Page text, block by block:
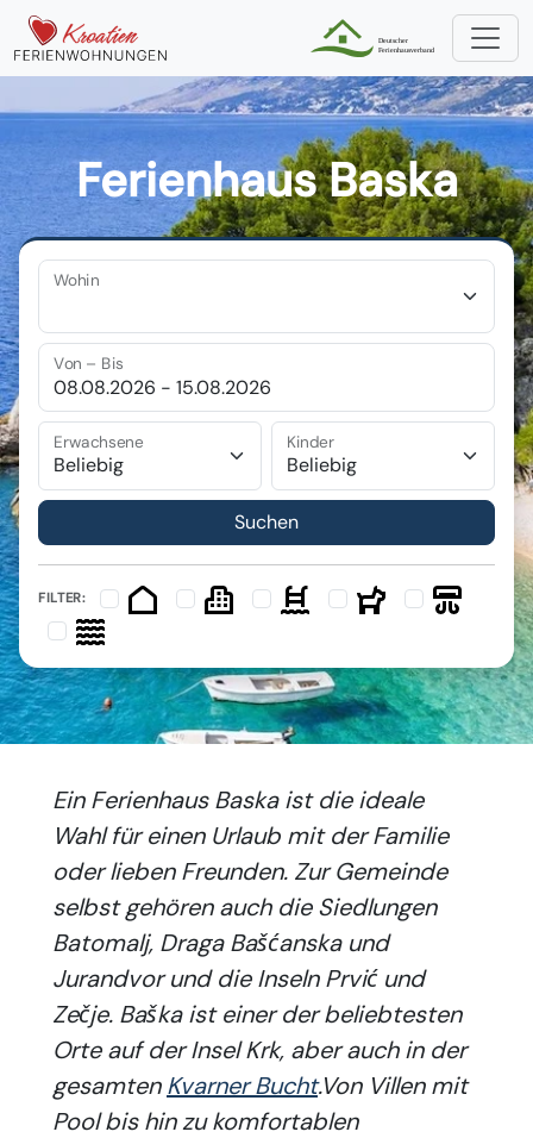
Ferienhaus Baska
Wohin
Von – Bis
Erwachsene Kinder
FILTER:
Ein Ferienhaus Baska ist die ideale
Wahl für einen Urlaub mit der Familie
oder lieben Freunden. Zur Gemeinde
selbst gehören auch die Siedlungen
Batomalj, Draga Bašćanska und
Jurandvor und die Inseln Prvić und
Zečje. Baška ist einer der beliebtesten
Orte auf der Insel Krk, aber auch in der
gesamtenKvarner Bucht.Von Villen mit
Pool bis hin zu komfortablen